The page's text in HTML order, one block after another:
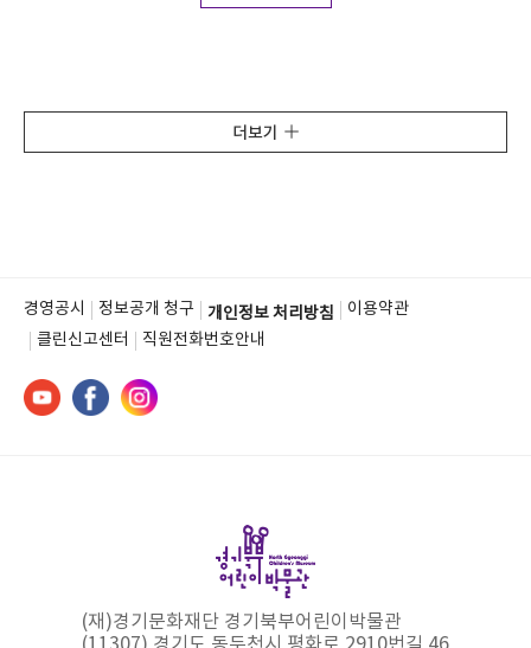
더보기
경영공시 정보공개 청구 개인정보 처리방침
이용약관
클린신고센터
직원전화번호안내
(재)경기문화재단 경기북부어린이박물관